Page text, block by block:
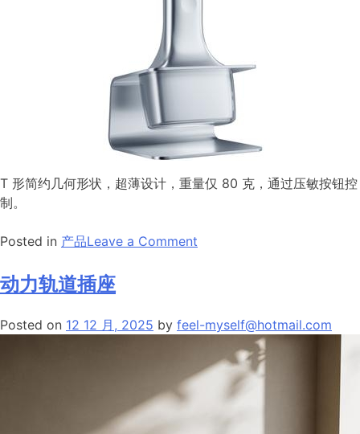
T 形简约几何形状，超薄设计，重量仅 80 克，通过压敏按钮控
制。
Posted in 产品Leave a Comment
须
刀
动力轨道插座
Posted on 12 12 月, 2025 by feel-myself@hotmail.com